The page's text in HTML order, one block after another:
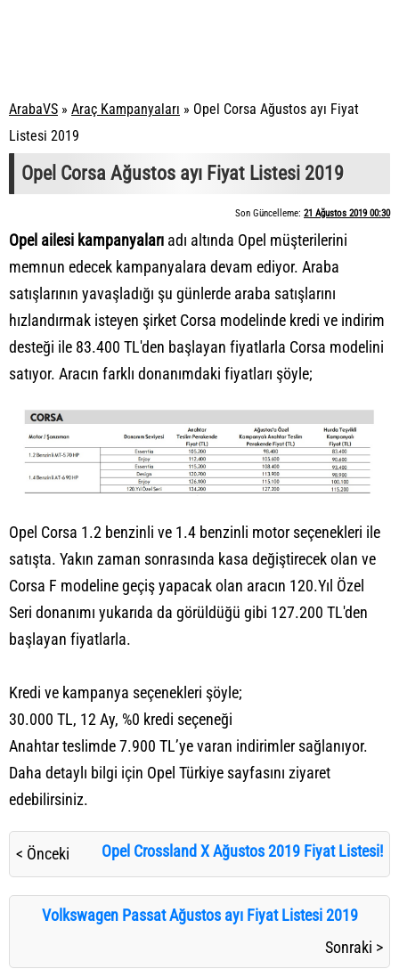
ArabaVS » Araç Kampanyaları » Opel Corsa Ağustos ayı Fiyat
Listesi 2019
Opel Corsa Ağustos ayı Fiyat Listesi 2019
Son Güncelleme: 21 Ağustos 2019 00:30
Opel ailesi kampanyaları adı altında Opel müşterilerini
memnun edecek kampanyalara devam ediyor. Araba
satışlarının yavaşladığı şu günlerde araba satışlarını
hızlandırmak isteyen şirket Corsa modelinde kredi ve indirim
desteği ile 83.400 TL'den başlayan fiyatlarla Corsa modelini
satıyor. Aracın farklı donanımdaki fiyatları şöyle;
Opel Corsa 1.2 benzinli ve 1.4 benzinli motor seçenekleri ile
satışta. Yakın zaman sonrasında kasa değiştirecek olan ve
Corsa F modeline geçiş yapacak olan aracın 120.Yıl Özel
Seri donanımı yukarıda da görüldüğü gibi 127.200 TL'den
başlayan fiyatlarla.
Kredi ve kampanya seçenekleri şöyle;
30.000 TL, 12 Ay, %0 kredi seçeneği
Anahtar teslimde 7.900 TL’ye varan indirimler sağlanıyor.
Daha detaylı bilgi için Opel Türkiye sayfasını ziyaret
edebilirsiniz.
< Önceki Opel Crossland X Ağustos 2019 Fiyat Listesi!
Volkswagen Passat Ağustos ayı Fiyat Listesi 2019
Sonraki >